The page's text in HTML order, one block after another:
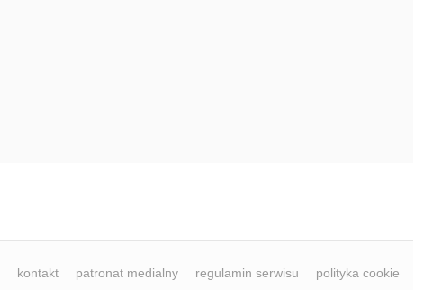
kontakt patronat medialny regulamin serwisu polityka cookie